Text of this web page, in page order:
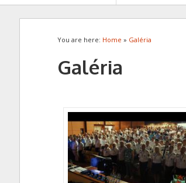
You are here: Home » Galéria
Galéria